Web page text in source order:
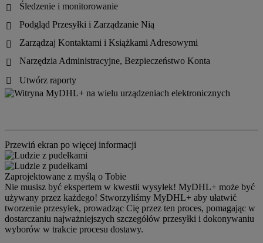

Śledzenie i monitorowanie

Podgląd Przesyłki i Zarządzanie Nią

Zarządzaj Kontaktami i Książkami Adresowymi

Narzędzia Administracyjne, Bezpieczeństwo Konta

Utwórz raporty
Przewiń ekran po więcej informacji
Zaprojektowane z myślą o Tobie
Nie musisz być ekspertem w kwestii wysyłek! MyDHL+ może być
używany przez każdego! Stworzyliśmy MyDHL+ aby ułatwić
tworzenie przesyłek, prowadząc Cię przez ten proces, pomagając w
dostarczaniu najważniejszych szczegółów przesyłki i dokonywaniu
wyborów w trakcie procesu dostawy.